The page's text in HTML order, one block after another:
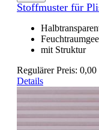
Stoffmuster für
mit Struktur
Regulärer Preis: 0,00
Details